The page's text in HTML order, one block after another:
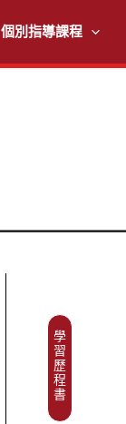
個別指導課程
學
習
歷
程
書